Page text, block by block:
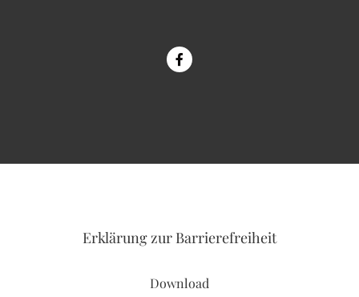
Erklärung zur Barrierefreiheit
Download